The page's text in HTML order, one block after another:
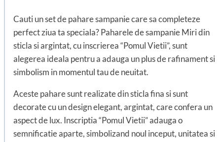
Cauti un set de pahare sampanie care sa completeze
perfect ziua ta speciala? Paharele de sampanie Miri din
sticla si argintat, cu inscrierea “Pomul Vietii”, sunt
alegerea ideala pentru a adauga un plus de rafinament si
simbolism in momentul tau de neuitat.
Aceste pahare sunt realizate din sticla fina si sunt
decorate cu un design elegant, argintat, care confera un
aspect de lux. Inscriptia “Pomul Vietii” adauga o
semnificatie aparte, simbolizand noul inceput, unitatea si